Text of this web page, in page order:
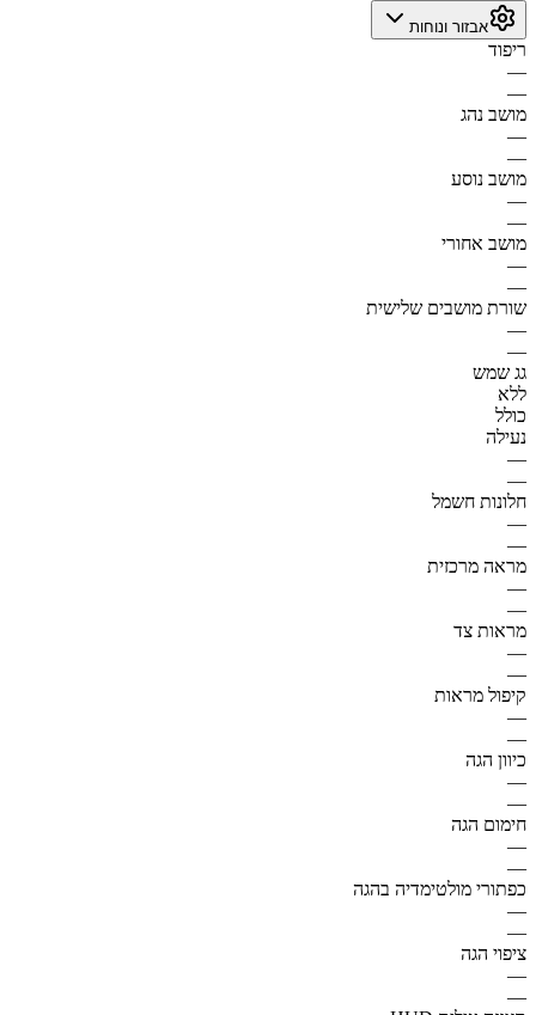
אבזור ונוחות
ריפוד
—
—
מושב נהג
—
—
מושב נוסע
—
—
מושב אחורי
—
—
שורת מושבים שלישית
—
—
גג שמש
ללא
כולל
נעילה
—
—
חלונות חשמל
—
—
מראה מרכזית
—
—
מראות צד
—
—
קיפול מראות
—
—
כיוון הגה
—
—
חימום הגה
—
—
כפתורי מולטימדיה בהגה
—
—
ציפוי הגה
—
—